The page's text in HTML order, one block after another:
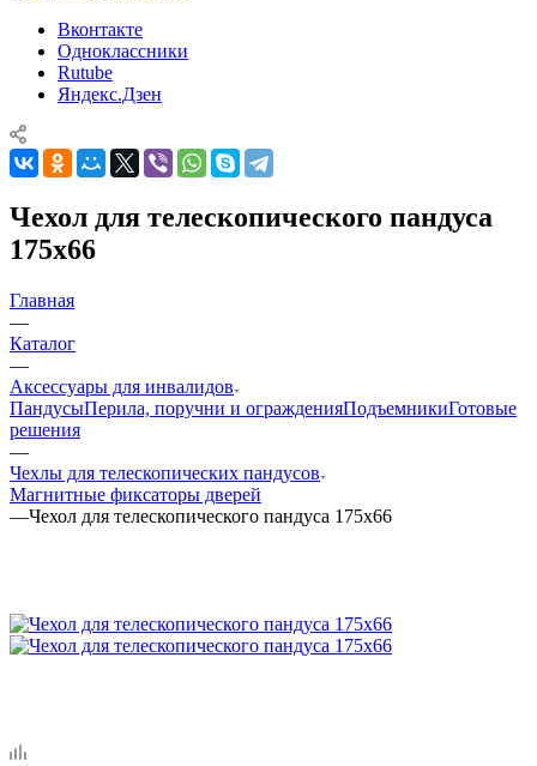
Вконтакте
Одноклассники
Rutube
Яндекс.Дзен
Чехол для телескопического пандуса
175x66
Главная
—
Каталог
—
Аксессуары для инвалидов
ПандусыПерила, поручни и огражденияПодъемникиГотовые
решения
—
Чехлы для телескопических пандусов
Магнитные фиксаторы дверей
—Чехол для телескопического пандуса 175x66